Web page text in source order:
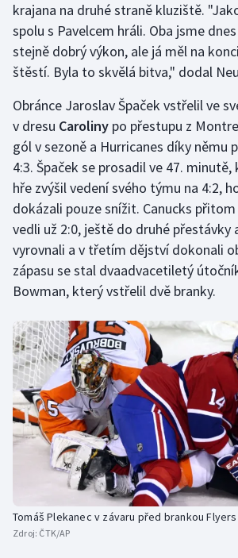
Lezení
Lyže a snowboard
Moderní pětiboj
Motorsport
Olympijské hry
Parasport
Plavání
Plážový volejbal
Ragby
Rychlobruslení
Rychlostní kanoistika
Short track
Sportovní střelba
Stolní tenis
krajana na druhé straně kluziště.
spolu s Pavelcem hráli. Oba jsme
stejně dobrý výkon, ale já měl na
štěstí. Byla to skvělá bitva," dodal
Obránce Jaroslav Špaček vstřelil ve
v dresu Caroliny po přestupu z
gól v sezoně a Hurricanes díky němu
4:3. Špaček se prosadil ve 47.
hře zvýšil vedení svého týmu na 4:2,
dokázali pouze snížit. Canucks
vedli už 2:0, ještě do druhé přestávky
vyrovnali a v třetím dějství dokonali
zápasu se stal dvaadvacetiletý
Bowman, který vstřelil dvě branky.
Tomáš Plekanec v závaru před brankou Flyers
Zdroj: ČTK/AP